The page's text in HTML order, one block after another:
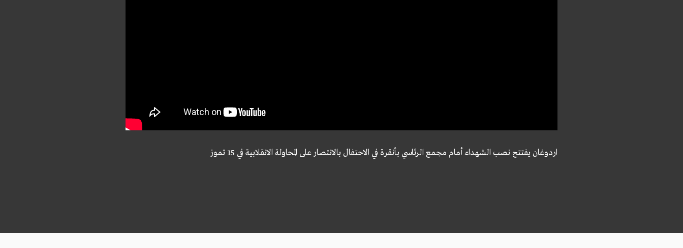
اردوغان يفتتح نصب الشهداء أمام مجمع الرئاسي بأنقرة في الاحتفال بالانتصار على المحاولة الانقلابية في 15 تموز